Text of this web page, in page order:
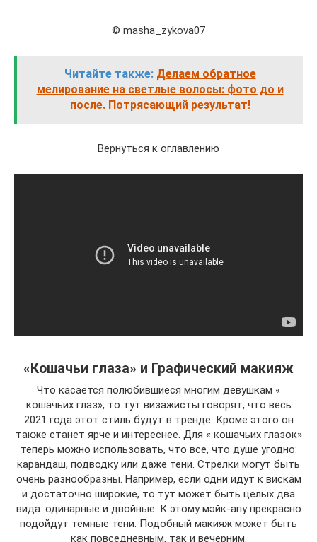
© masha_zykova07
Читайте также: Делаем обратное
мелирование на светлые волосы: фото до и
после. Потрясающий результат!
Вернуться к оглавлению
«Кошачьи глаза» и Графический макияж
Что касается полюбившиеся многим девушкам «
кошачьих глаз», то тут визажисты говорят, что весь
2021 года этот стиль будут в тренде. Кроме этого он
также станет ярче и интереснее. Для « кошачьих глазок»
теперь можно использовать, что все, что душе угодно:
карандаш, подводку или даже тени. Стрелки могут быть
очень разнообразны. Например, если одни идут к вискам
и достаточно широкие, то тут может быть целых два
вида: одинарные и двойные. К этому мэйк-апу прекрасно
подойдут темные тени. Подобный макияж может быть
как повседневным, так и вечерним.